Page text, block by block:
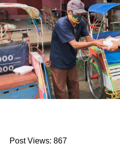
Post Views: 867